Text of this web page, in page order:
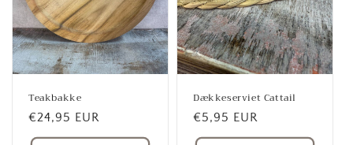
Teakbakke
Normalpris
€24,95 EUR
Dækkeserviet Cattail
Normalpris
€5,95 EUR